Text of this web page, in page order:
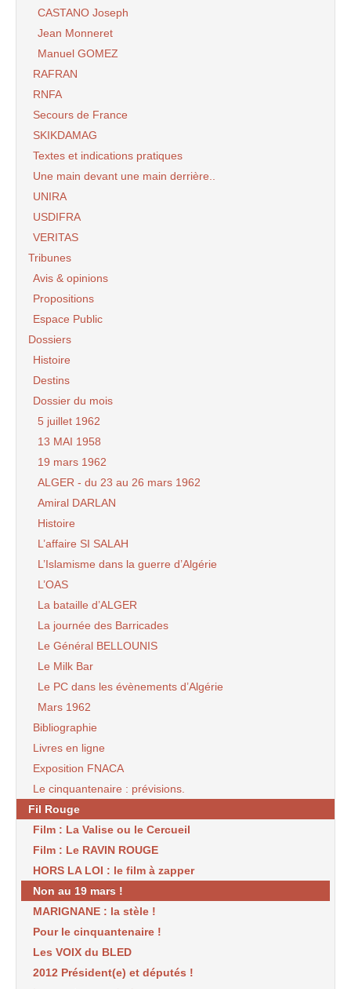
CASTANO Joseph
Jean Monneret
Manuel GOMEZ
RAFRAN
RNFA
Secours de France
SKIKDAMAG
Textes et indications pratiques
Une main devant une main derrière..
UNIRA
USDIFRA
VERITAS
Tribunes
Avis & opinions
Propositions
Espace Public
Dossiers
Histoire
Destins
Dossier du mois
5 juillet 1962
13 MAI 1958
19 mars 1962
ALGER - du 23 au 26 mars 1962
Amiral DARLAN
Histoire
L’affaire SI SALAH
L’Islamisme dans la guerre d’Algérie
L’OAS
La bataille d’ALGER
La journée des Barricades
Le Général BELLOUNIS
Le Milk Bar
Le PC dans les évènements d’Algérie
Mars 1962
Bibliographie
Livres en ligne
Exposition FNACA
Le cinquantenaire : prévisions.
Fil Rouge
Film : La Valise ou le Cercueil
Film : Le RAVIN ROUGE
HORS LA LOI : le film à zapper
Non au 19 mars !
MARIGNANE : la stèle !
Pour le cinquantenaire !
Les VOIX du BLED
2012 Président(e) et députés !